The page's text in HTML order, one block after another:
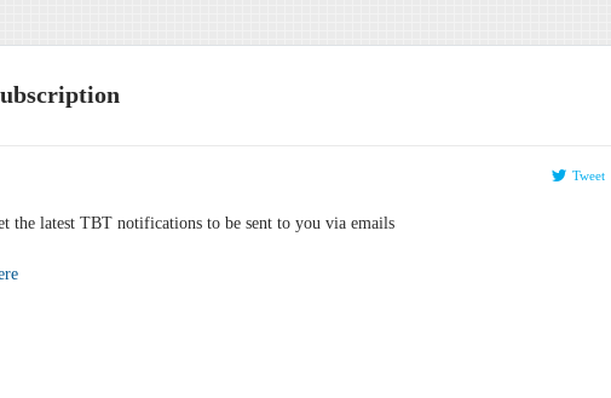
Tweet
the latest TBT notifications to be sent to you via emails